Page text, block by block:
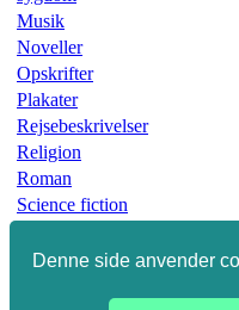
Denne side anvender
Musik
Noveller
Opskrifter
Plakater
Rejsebeskrivelser
Religion
Roman
Science fiction
Slægtsbøger